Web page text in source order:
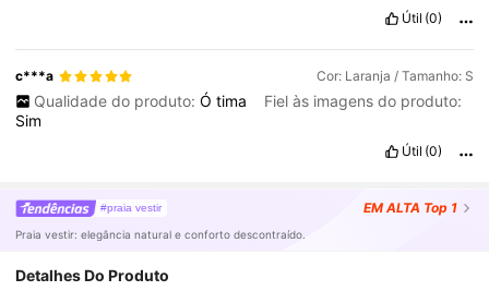
Útil (0)
c***a Cor: Laranja / Tamanho: S
Qualidade do produto: Ó tima
Fiel às imagens do produto:
Sim
Útil (0)
#praia vestir EM ALTA Top 1
Praia vestir: elegância natural e conforto descontraído.
Detalhes Do Produto